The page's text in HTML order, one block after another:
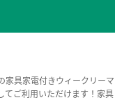
家具家電付きウィークリー
てご利用いただけます！家